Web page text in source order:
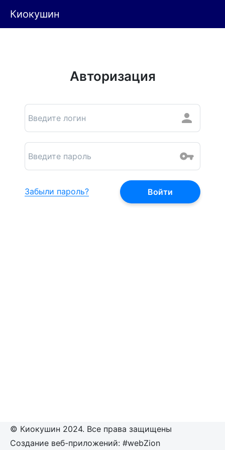
Киокушин
Авторизация
Забыли пароль?
© Киокушин 2024. Все права защищены
Создание веб-приложений: #webZion